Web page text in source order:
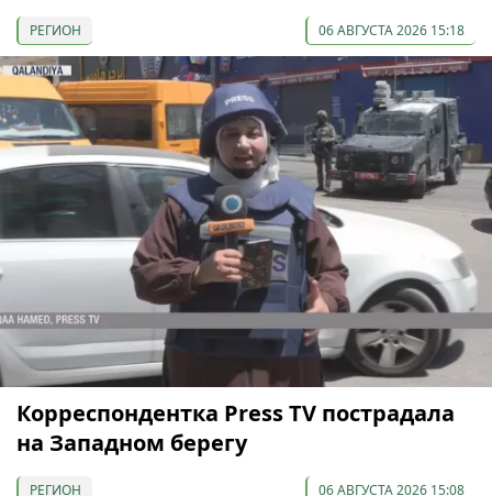
РЕГИОН 06 АВГУСТА 2026 15:18
Корреспондентка Press TV пострадала
на Западном берегу
РЕГИОН 06 АВГУСТА 2026 15:08